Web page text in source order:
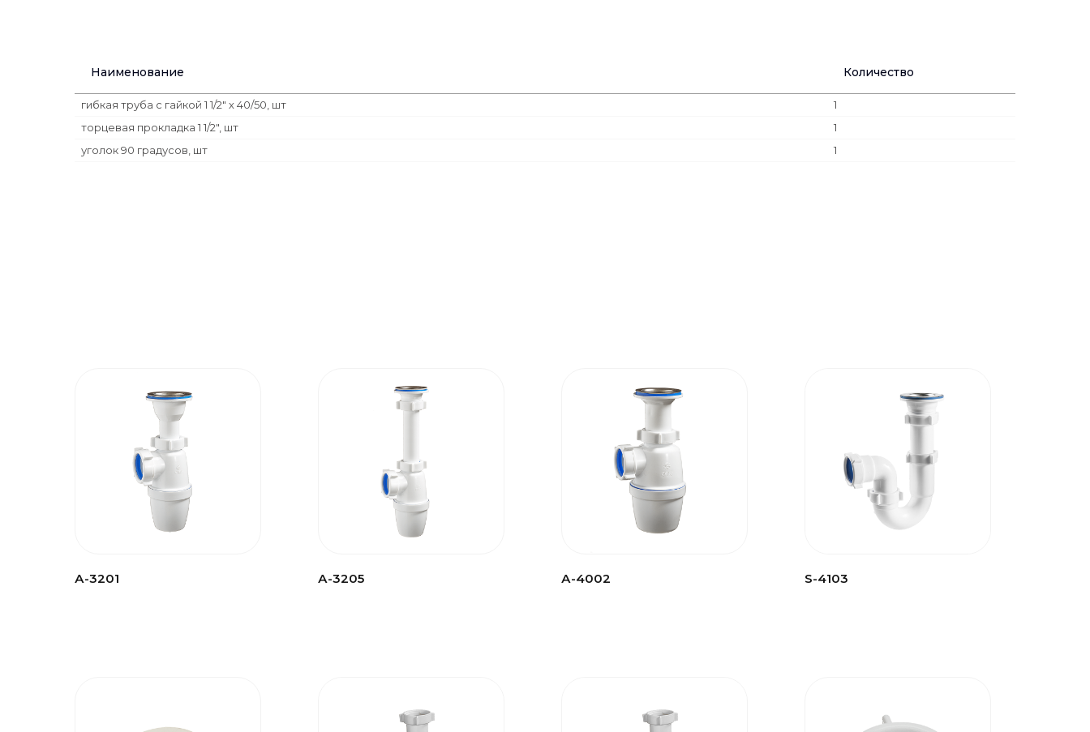
Наименование Количество
гибкая труба с гайкой 1 1/2" х 40/50, шт
1
торцевая прокладка 1 1/2", шт
1
уголок 90 градусов, шт
1
А-3201 А-3205 А-4002 S-4103